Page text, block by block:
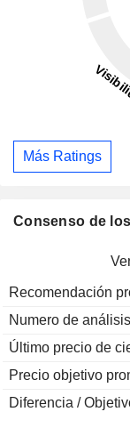
Más Ratings
Consenso de
Recomendación
Numero de análisis
Último precio de
Precio objetivo
Diferencia /